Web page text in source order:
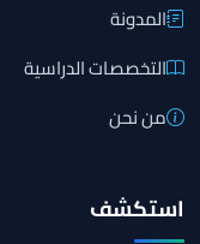
المدونة
التخصصات الدراسية
من نحن
استكشف